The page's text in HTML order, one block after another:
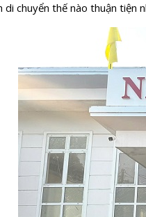
di chuyển thế nào thuận